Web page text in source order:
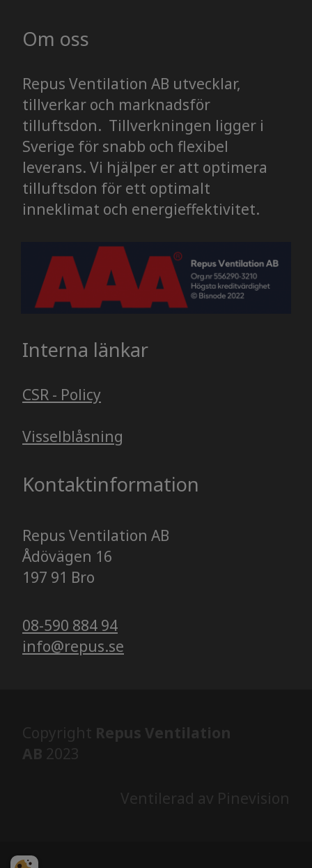
Om oss
Repus Ventilation AB utvecklar,
tillverkar och marknadsför
tilluftsdon. Tillverkningen ligger i
Sverige för snabb och flexibel
leverans. Vi hjälper er att optimera
tilluftsdon för ett optimalt
inneklimat och energieffektivitet.
Interna länkar
CSR - Policy
Visselblåsning
Kontaktinformation
Repus Ventilation AB
Ådövägen 16
​​​​​​​197 91 Bro
08-590 884 94
info@repus.se
Copyright Repus Ventilation
AB 2023
Ventilerad av Pinevision